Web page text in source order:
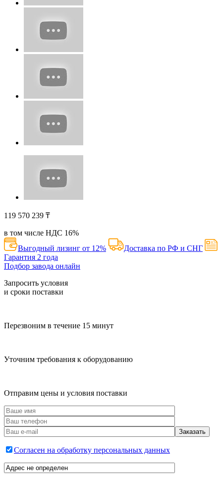
119 570 239 ₸
в том числе НДС 16%
Выгодный лизинг от 12%
Доставка по РФ и СНГ
Гарантия 2 года
Подбор завода онлайн
Запросить условия
и сроки поставки
Перезвоним в течение 15 минут
Уточним требования к оборудованию
Отправим цены и условия поставки
Согласен на обработку персональных данных